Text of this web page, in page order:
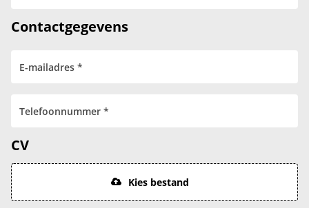
Contactgegevens
CV
Kies bestand